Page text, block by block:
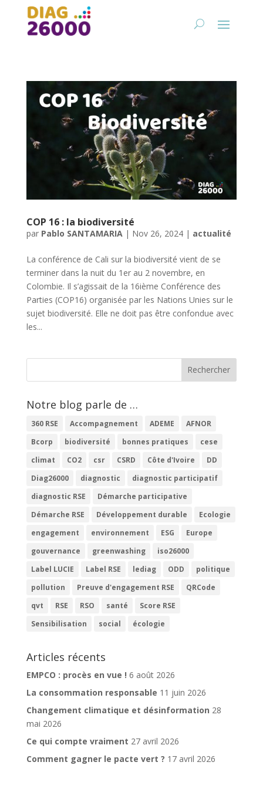
COP 16 : la biodiversité
par Pablo SANTAMARIA | Nov 26, 2024| actualité
La conférence de Cali sur la biodiversité vient de se
terminer dans la nuit du 1er au 2 novembre, en
Colombie. Il s’agissait de la 16ième Conférence des
Parties (COP16) organisée par les Nations Unies sur le
sujet biodiversité. Elle ne doit pas être confondue avec
les...
Notre blog parle de …
360 RSE Accompagnement ADEME
AFNOR
Bcorp
biodiversité bonnes pratiques
cese
climat
CO2 csr CSRD Côte d'Ivoire
DD
Diag26000
diagnostic
diagnostic participatif
diagnostic RSE
Démarche participative
Démarche RSE
Développement durable
Ecologie
engagement
environnement ESG
Europe
gouvernance
greenwashing
iso26000
Label LUCIE
Label RSE lediag ODD
politique
pollution
Preuve d'engagement RSE
QRCode
qvt
RSE RSO santé
Score RSE
Sensibilisation
social écologie
Articles récents
EMPCO : procès en vue ! 6 août 2026
La consommation responsable 11 juin 2026
Changement climatique et désinformation 28
mai 2026
Ce qui compte vraiment 27 avril 2026
Comment gagner le pacte vert ? 17 avril 2026